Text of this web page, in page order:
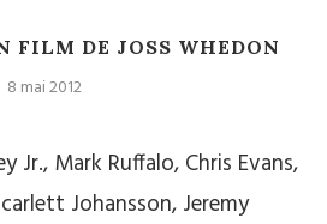
FILM DE JOSS WHEDON
8 mai 2012
Jr., Mark Ruffalo, Chris Evans,
Johansson, Jeremy